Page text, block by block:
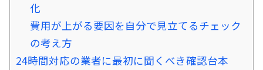
化
費用が上がる要因を自分で見立てるチェック
の考え方
24時間対応の業者に最初に聞くべき確認台本